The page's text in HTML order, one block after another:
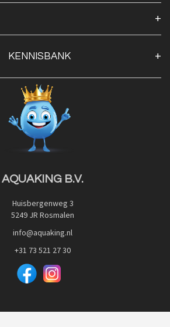
Openingstijden
Contact
Privacy Policy
Veilig betalen met:
KENNISBANK
Blog
Advies
Red Label Filter Series
Nishikigoi-Ô
JPD Japan Pet Design
AQUAKING B.V.
Huisbergenweg 3
5249 JR Rosmalen
info@aquaking.nl
+31 73 521 27 30